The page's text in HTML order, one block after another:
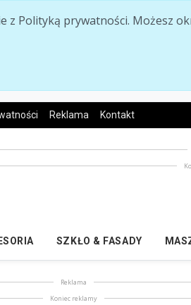
z Polityką prywatności. Możesz
Reklama Kontakt
SZKŁO & FASADY
Reklama
Koniec reklamy